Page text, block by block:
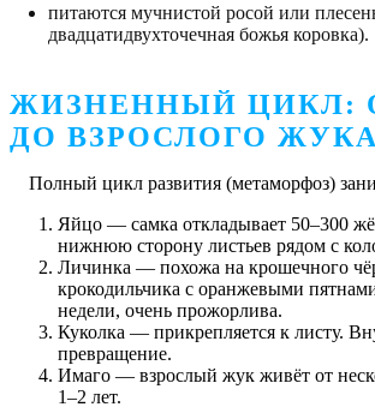
питаются мучнистой росой или
двадцатидвухточечная божья коровка).
ЖИЗНЕННЫЙ ЦИКЛ:
ДО ВЗРОСЛОГО ЖУКА
Полный цикл развития (метаморфоз)
Яйцо — самка откладывает 50–300
нижнюю сторону листьев рядом с
Личинка — похожа на крошечного
крокодильчика с оранжевыми
недели, очень прожорлива.
Куколка — прикрепляется к листу.
превращение.
Имаго — взрослый жук живёт от
1–2 лет.